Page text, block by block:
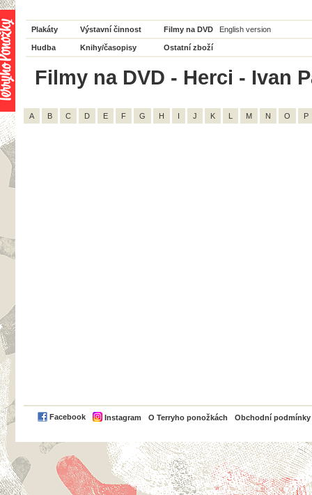
Plakáty Výstavní činnost Filmy na DVD English version
Hudba Knihy/časopisy Ostatní zboží
Filmy na DVD - Herci - Ivan
A B C D E F G H I J K L M N O P
Facebook Instagram O Terryho ponožkách Obchodní podmínky
PayPal